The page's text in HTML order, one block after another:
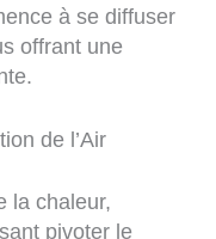
à se diffuser
offrant une
de l’Air
la chaleur,
pivoter le